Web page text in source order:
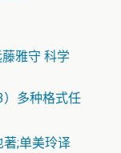
雅守 科学
多种格式任
;单美玲译